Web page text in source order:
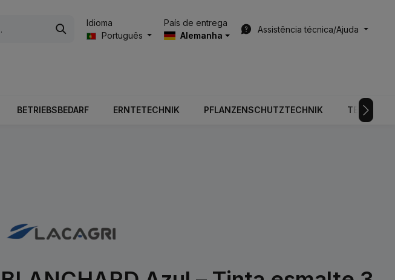
Idioma
Português
País de entrega
Alemanha
Assistência técnica/Ajuda
BETRIEBSBEDARF ERNTETECHNIK PFLANZENSCHUTZTECHNIK